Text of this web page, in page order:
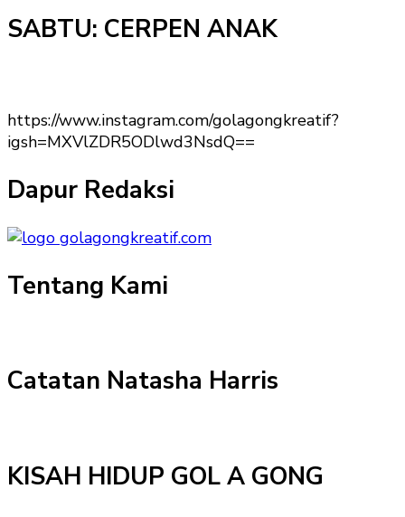
SABTU: CERPEN ANAK
https://www.instagram.com/golagongkreatif?
igsh=MXVlZDR5ODlwd3NsdQ==
Dapur Redaksi
Tentang Kami
Catatan Natasha Harris
KISAH HIDUP GOL A GONG